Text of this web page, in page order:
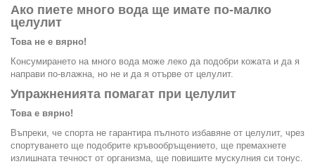
Ако пиете много вода ще имате по-малко
целулит
Това не е вярно!
Консумирането на много вода може леко да подобри кожата и да я
направи по-влажна, но не и да я отърве от целулит.
Упражненията помагат при целулит
Това е вярно!
Въпреки, че спорта не гарантира пълното избавяне от целулит, чрез
спортуването ще подобрите кръвообръщението, ще премахнете
излишната течност от организма, ще повишите мускулния си тонус.